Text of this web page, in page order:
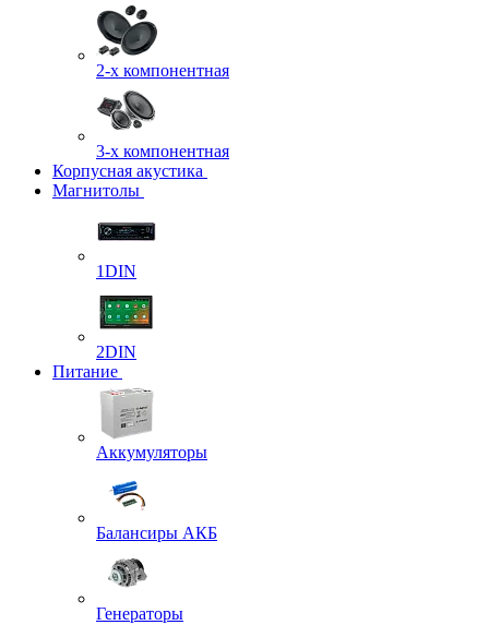
2-х компонентная
3-х компонентная
Корпусная акустика
Магнитолы
1DIN
2DIN
Питание
Аккумуляторы
Балансиры АКБ
Генераторы